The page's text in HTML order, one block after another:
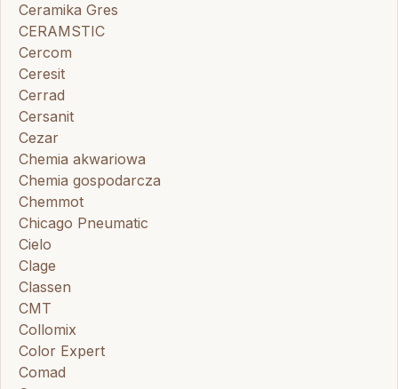
Ceramika Gres
CERAMSTIC
Cercom
Ceresit
Cerrad
Cersanit
Cezar
Chemia akwariowa
Chemia gospodarcza
Chemmot
Chicago Pneumatic
Cielo
Clage
Classen
CMT
Collomix
Color Expert
Comad